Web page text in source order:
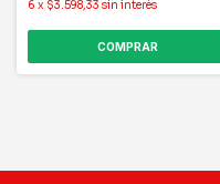
6 x $3.598,33 sin interés
COMPRAR